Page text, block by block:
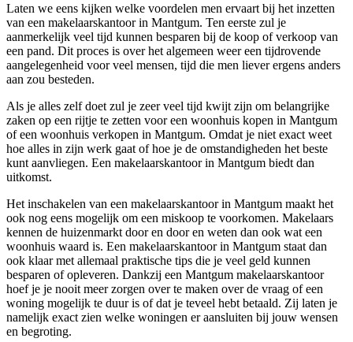
Laten we eens kijken welke voordelen men ervaart bij het inzetten
van een makelaarskantoor in Mantgum. Ten eerste zul je
aanmerkelijk veel tijd kunnen besparen bij de koop of verkoop van
een pand. Dit proces is over het algemeen weer een tijdrovende
aangelegenheid voor veel mensen, tijd die men liever ergens anders
aan zou besteden.
Als je alles zelf doet zul je zeer veel tijd kwijt zijn om belangrijke
zaken op een rijtje te zetten voor een woonhuis kopen in Mantgum
of een woonhuis verkopen in Mantgum. Omdat je niet exact weet
hoe alles in zijn werk gaat of hoe je de omstandigheden het beste
kunt aanvliegen. Een makelaarskantoor in Mantgum biedt dan
uitkomst.
Het inschakelen van een makelaarskantoor in Mantgum maakt het
ook nog eens mogelijk om een miskoop te voorkomen. Makelaars
kennen de huizenmarkt door en door en weten dan ook wat een
woonhuis waard is. Een makelaarskantoor in Mantgum staat dan
ook klaar met allemaal praktische tips die je veel geld kunnen
besparen of opleveren. Dankzij een Mantgum makelaarskantoor
hoef je je nooit meer zorgen over te maken over de vraag of een
woning mogelijk te duur is of dat je teveel hebt betaald. Zij laten je
namelijk exact zien welke woningen er aansluiten bij jouw wensen
en begroting.